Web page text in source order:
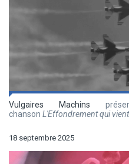
Vulgaires Machins
chanson L'Effondrement qui vient
18 septembre 2025